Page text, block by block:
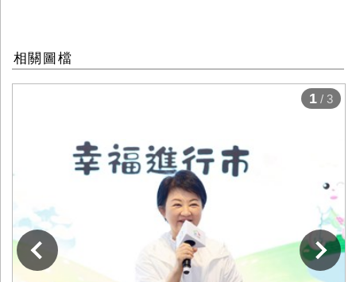
相關圖檔
下一張
1 / 3